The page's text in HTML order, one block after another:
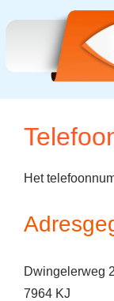
Het
Dwingelerweg
7964 KJ